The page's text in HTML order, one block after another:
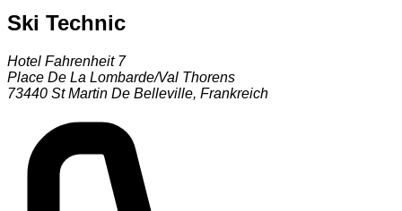
Ski Technic
Hotel Fahrenheit 7
Place De La Lombarde/Val Thorens
73440 St Martin De Belleville, Frankreich